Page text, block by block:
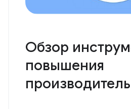
Обзор
повышения